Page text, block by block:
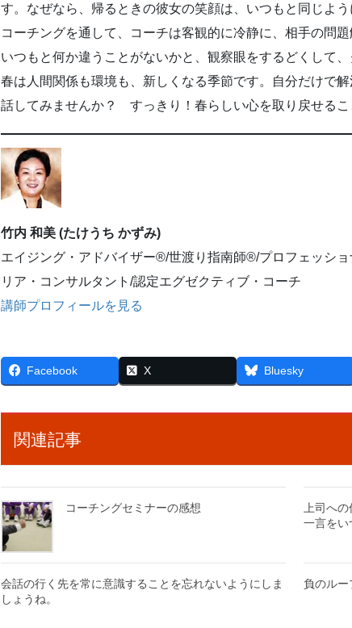
す。なぜなら、帰るときの彼女の笑顔は、いつもと同じよう
コーチングを通して、コーチは客観的に冷静に、相手の問
いつもと何か違うことがないかと、観察眼をするどくして、
春は人間関係も環境も、新しくなる季節です。自分だけで
話してみませんか？ すっきり！春らしい心を取り戻せるこ
竹内 和美 (たけうち かずみ)
エイジング・アドバイザー®/世渡り指南師®/プロフェッシ
リア・コンサルタント/認定エグゼクティブ・コーチ
講師プロフィールを見る
Facebook X Bluesky
関連記事
コーチングセミナーの感想
上司へ
一言をい
会話の行く先を常に意識することを忘れないようにしま
しょうね。
負のル